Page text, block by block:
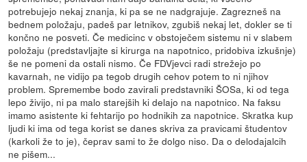
potrebujejo nekaj znanja, ki pa se ne nadgrajuje. Zagrezneš na
bednem položaju, padeš par letnikov, zgubiš nekaj let, dokler se ti
končno ne posveti. Če medicinc v obstoječem sistemu ni v slabem
položaju (predstavljajte si kirurga na napotnico, pridobiva izkušnje)
še ne pomeni da ostali nismo. Če FDVjevci radi strežejo po
kavarnah, ne vidijo pa tegob drugih cehov potem to ni njihov
problem. Spremembe bodo zavirali predstavniki ŠOSa, ki od tega
lepo živijo, ni pa malo starejših ki delajo na napotnico. Na faksu
imamo asistente ki fehtarijo po hodnikih za napotnice. Skratka kup
ljudi ki ima od tega korist se danes skriva za pravicami študentov
(karkoli že to je), čeprav sami to že dolgo niso. Da o delodajalcih
ne pišem...